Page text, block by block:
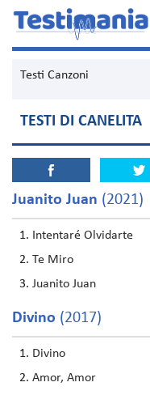
Testi Canzoni
TESTI DI CANELITA
Juanito Juan (2021)
Intentaré Olvidarte
Te Miro
Juanito Juan
Divino (2017)
Divino
Amor, Amor